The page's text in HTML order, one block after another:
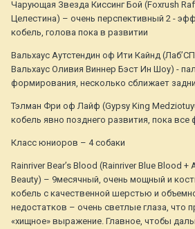
Чарующая Звезда Киссинг Бой (Foxrush
Целестина) – очень перспективный 2 -
кобель, голова пока в развитии
Вальхаус Аутстендин оф Ити Кайнд
Вальхаус Оливия Виннер Бэст Ин Шоу) -
формирования, несколько сближает
Тэлман Фри оф Лайф (Gypsy King
кобель явно позднего развития, пока все
Класс юниоров – 4 собаки
Rainriver Bear’s Blood (Rainriver Blue Blood
Beauty) – 9месячный, очень мощный и
кобель с качественной шерстью и
недостатков – очень светлые глаза, что
«хищное» выражение. Главное, чтобы